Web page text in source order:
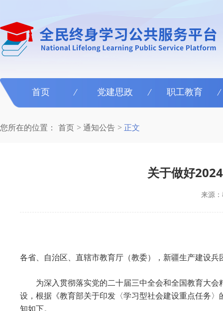
首页 党建思政 职工教育
您所在的位置： 首页 通知公告 正文
关于做好
来源
各省、自治区、直辖市教育厅（教委），新疆生产建设
为深入贯彻落实党的二十届三中全会和全国教育大
设，根据《教育部关于印发〈学习型社会建设重点任务
知如下。